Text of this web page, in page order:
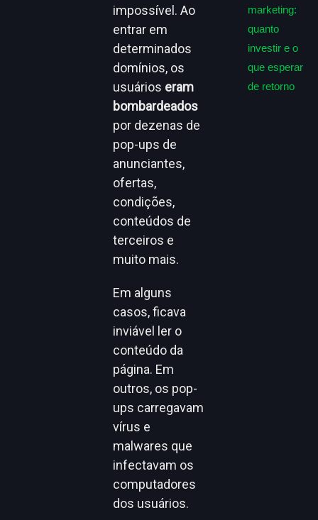
impossível. Ao
entrar em
determinados
domínios, os
usuários eram
bombardeados
por dezenas de
pop-ups de
anunciantes,
ofertas,
condições,
conteúdos de
terceiros e
muito mais.
Em alguns
casos, ficava
inviável ler o
conteúdo da
página. Em
outros, os pop-
ups carregavam
vírus e
malwares que
infectavam os
computadores
dos usuários.
marketing:
quanto
investir e o
que esperar
de retorno